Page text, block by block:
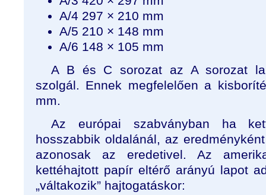
A/4 297 × 210 mm
A/5 210 × 148 mm
A/6 148 × 105 mm
A B és C sorozat az A sorozat
szolgál. Ennek megfelelően a
mm.
Az európai szabványban ha
hosszabbik oldalánál, az
azonosak az eredetivel. Az
kettéhajtott papír eltérő arányú lapot
„váltakozik” hajtogatáskor: